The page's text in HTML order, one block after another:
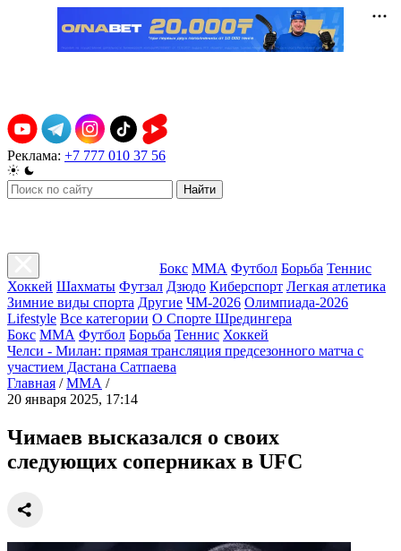
Реклама: +7 777 010 37 56
Найти
Бокс ММА Футбол Борьба Теннис
Хоккей Шахматы Футзал Дзюдо Киберспорт Легкая атлетика
Зимние виды спорта Другие ЧМ-2026 Олимпиада-2026
Lifestyle Все категории О Спорте Шредингера
Бокс ММА Футбол Борьба Теннис Хоккей
Челси - Милан: прямая трансляция предсезонного матча с
участием Дастана Сатпаева
Главная / ММА /
20 января 2025, 17:14
Чимаев высказался о своих
следующих соперниках в UFC